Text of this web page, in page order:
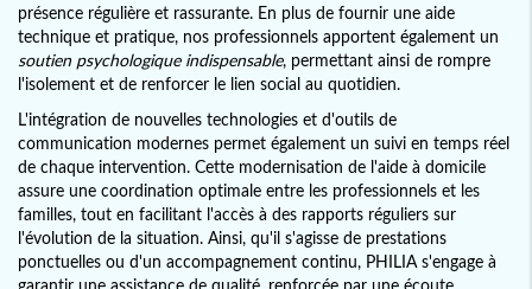
présence régulière et rassurante. En plus de fournir une aide
technique et pratique, nos professionnels apportent également un
soutien psychologique indispensable, permettant ainsi de rompre
l'isolement et de renforcer le lien social au quotidien.
L'intégration de nouvelles technologies et d'outils de
communication modernes permet également un suivi en temps réel
de chaque intervention. Cette modernisation de l'aide à domicile
assure une coordination optimale entre les professionnels et les
familles, tout en facilitant l'accès à des rapports réguliers sur
l'évolution de la situation. Ainsi, qu'il s'agisse de prestations
ponctuelles ou d'un accompagnement continu, PHILIA s'engage à
garantir une assistance de qualité, renforcée par une écoute